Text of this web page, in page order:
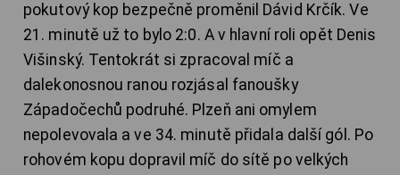
pokutový kop bezpečně proměnil Dávid Krčík. Ve
21. minutě už to bylo 2:0. A v hlavní roli opět Denis
Višinský. Tentokrát si zpracoval míč a
dalekonosnou ranou rozjásal fanoušky
Západočechů podruhé. Plzeň ani omylem
nepolevovala a ve 34. minutě přidala další gól. Po
rohovém kopu dopravil míč do sítě po velkých